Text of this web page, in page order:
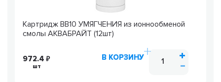
Картридж ВВ10 УМЯГЧЕНИЯ из ионнообменой
смолы АКВАБРАЙТ (12шт)
972.4
шт
В КОРЗИНУ